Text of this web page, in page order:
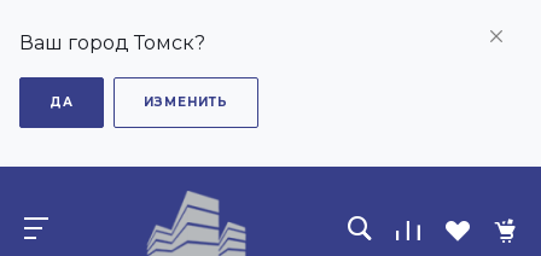
Ваш город Томск?
ДА ИЗМЕНИТЬ